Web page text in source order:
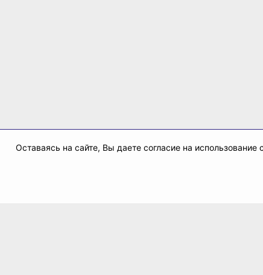
Оставаясь на сайте, Вы даете согласие на